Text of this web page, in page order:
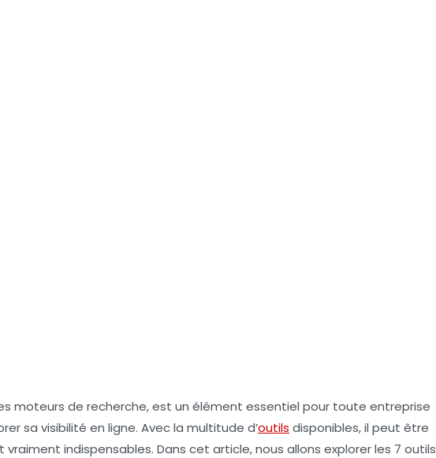
moteurs de recherche, est un élément essentiel pour toute entreprise
sa visibilité en ligne. Avec la multitude d’outils disponibles, il peut être
indispensables. Dans cet article, nous allons explorer les 7 outils